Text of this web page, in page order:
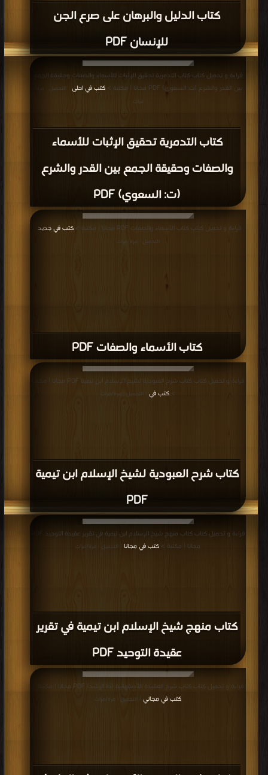
كتاب الدليل والبرهان على صرع الجن
للإنسان PDF
كتاب التدمرية تحقيق الإثبات للأسماء
والصفات وحقيقة الجمع بين القدر والشرع
(ت: السعوي) PDF
قراءة و تحميل كتاب كتاب التدمرية تحقيق الإثبات للأسماء والصفات وحقيقة الجمع
بين القدر والشرع (ت: السعوي) PDF مجانا | مكتبة >
كتب في احلى
| التحميل : مرة/
مرات
كتاب الأسماء والصفات PDF
قراءة و تحميل كتاب كتاب الأسماء والصفات PDF مجانا | مكتبة > كتب في جديد
التحميل : مرة/مرات
كتاب شرح العبودية لشيخ الإسلام ابن تيمية
PDF
قراءة و تحميل كتاب كتاب شرح العبودية لشيخ الإسلام ابن تيمية PDF مجانا | مكتبة
> كتب في | التحميل : مرة/مرات
كتاب منهج شيخ الإسلام ابن تيمية في تقرير
عقيدة التوحيد PDF
مجانا | مكتبة > كتب في مجانا | التحميل : مرة/مرات
قراءة و تحميل كتاب كتاب شرح العقيدة الأصفهانية (ط الرشد) PDF مجانا | مكتبة >
كتب في مجاني | التحميل : مرة/مرات